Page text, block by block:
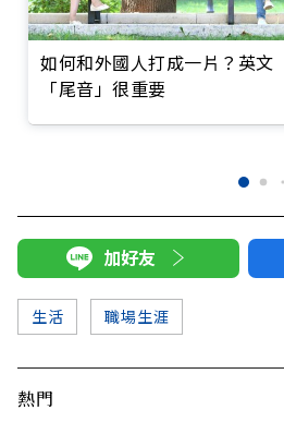
如何和外國人打成一片？英文
「尾音」很重要
加好友
生活 職場生涯
熱門